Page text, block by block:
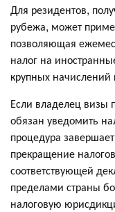
Для резидентов,
рубежа, может
позволяющая
налог на
крупных начислений
Если владелец визы
обязан уведомить
процедура
прекращение
соответствующей
пределами страны
налоговую